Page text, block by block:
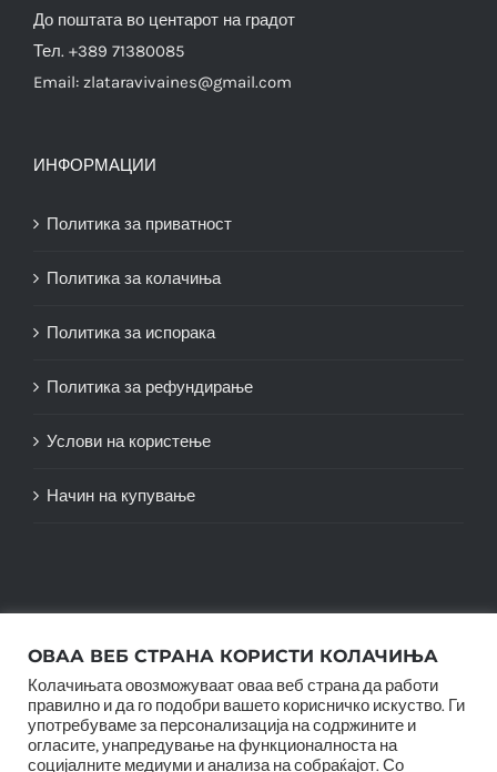
До поштата во центарот на градот
Тел. +389 71380085
Email: zlataravivaines@gmail.com
ИНФОРМАЦИИ
Политика за приватност
Политика за колачиња
Политика за испорака
Политика за рефундирање
Услови на користење
Начин на купување
© Copyright 2012 -2026 |SwiftAgency | All Rights
ОВАА ВЕБ СТРАНА КОРИСТИ КОЛАЧИЊА
Колачињата овозможуваат оваа веб страна да работи
правилно и да го подобри вашето корисничко искуство. Ги
употребуваме за персонализација на содржините и
огласите, унапредување на функционалноста на
социјалните медиуми и анализа на собраќајот. Со